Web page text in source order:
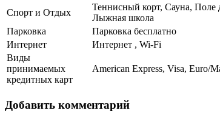
Спорт и Отдых
Теннисный корт, Сауна, Поле
Лыжная школа
Парковка
Парковка бесплатно
Интернет
Интернет , Wi-Fi
Виды
принимаемых
кредитных карт
American Express, Visa, Euro/
Добавить комментарий